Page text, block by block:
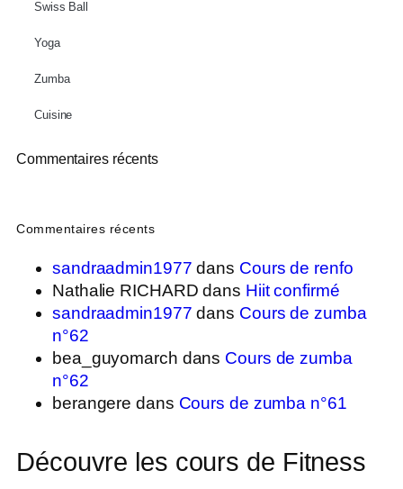
Swiss Ball
Yoga
Zumba
Cuisine
Commentaires récents
Commentaires récents
sandraadmin1977 dans Cours de renfo
Nathalie RICHARD dans Hiit confirmé
sandraadmin1977 dans Cours de zumba
n°62
bea_guyomarch dans Cours de zumba
n°62
berangere dans Cours de zumba n°61
Découvre les cours de Fitness